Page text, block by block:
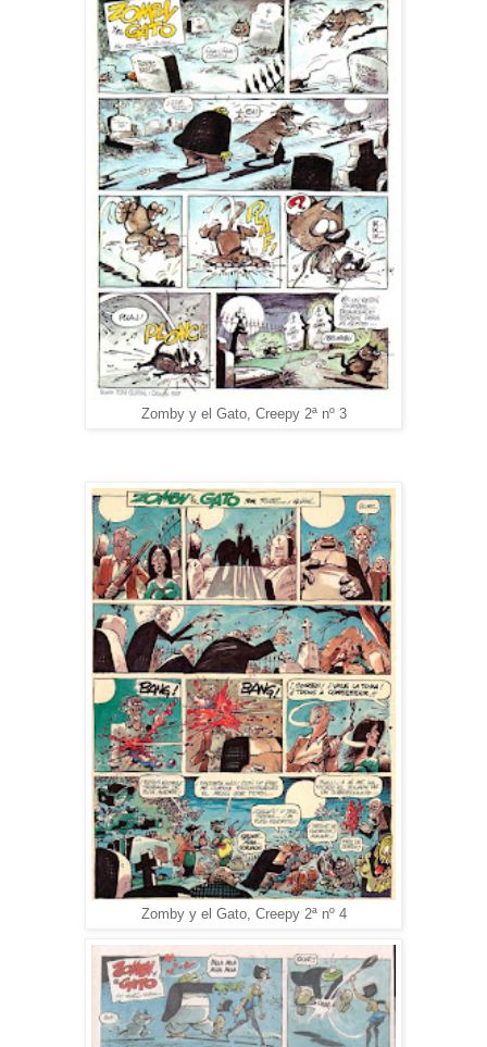
Zomby y el Gato, Creepy 2ª nº 3
Zomby y el Gato, Creepy 2ª nº 4